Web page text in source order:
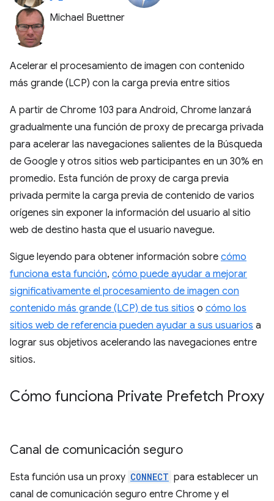
Michael Buettner
Acelerar el procesamiento de imagen con contenido
más grande (LCP) con la carga previa entre sitios
A partir de Chrome 103 para Android, Chrome lanzará
gradualmente una función de proxy de precarga privada
para acelerar las navegaciones salientes de la Búsqueda
de Google y otros sitios web participantes en un 30% en
promedio. Esta función de proxy de carga previa
privada permite la carga previa de contenido de varios
orígenes sin exponer la información del usuario al sitio
web de destino hasta que el usuario navegue.
Sigue leyendo para obtener información sobre cómo
funciona esta función, cómo puede ayudar a mejorar
significativamente el procesamiento de imagen con
contenido más grande (LCP) de tus sitios o cómo los
sitios web de referencia pueden ayudar a sus usuarios a
lograr sus objetivos acelerando las navegaciones entre
sitios.
Cómo funciona Private Prefetch Proxy
Canal de comunicación seguro
Esta función usa un proxy CONNECT para establecer un
canal de comunicación seguro entre Chrome y el